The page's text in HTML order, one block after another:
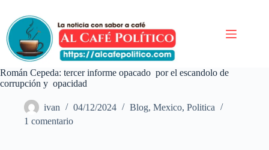
contenido
Román Cepeda: tercer informe opacado por el escandolo de
corrupción y opacidad
ivan 04/12/2024 Blog, Mexico, Politica
1 comentario